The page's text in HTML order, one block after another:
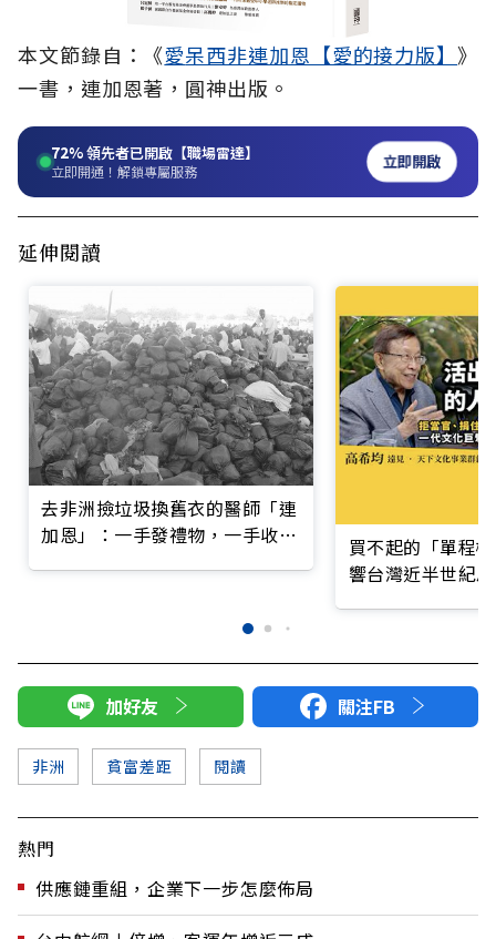
本文節錄自：《愛呆西非連加恩【愛的接力版】》
一書，連加恩著，圓神出版。
72%領先者已開啟【職場雷達】
立即開通！解鎖專屬服務 立即開啟
延伸閱讀
去非洲撿垃圾換舊衣的醫師「連
加恩」：一手發禮物，一手收垃
買不起的「單程
響台灣近半世紀
加好友 關注FB
非洲 貧富差距 閱讀
熱門
供應鏈重組，企業下一步怎麼佈局